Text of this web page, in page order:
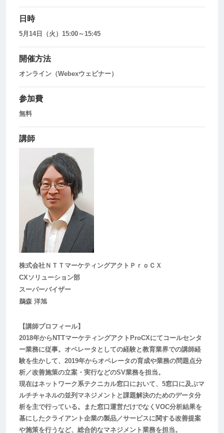
日時
5月14日（火）15:00～15:45
開催方法
オンライン（Webexウェビナー）
参加費
無料
講師
株式会社ＮＴＴマーケティングアクトＰｒｏＣＸ
CXソリューション部
スーパーバイザー
鵜森 洋旭
【講師プロフィール】
2018年からNTTマーケティングアクトProCXにてコールセンタ
ー業務に従事。オペレータとしての経験と教育業界での講師経
験を生かして、2019年からオペレータの育成や業務の問題点分
析／改善施策の立案・実行などのSV業務を担当。
現在はネットワーク系テクニカル窓口において、5窓口に及ぶマ
ルチチャネルの並列マネジメントと課題解決のためのデータ分
析を主で行っている。また窓口運営だけでなくVOC分析結果を
基にしたクライアント企業の製品／サービスに関する改善提案
や施策を行うなど、総合的なマネジメント業務を担当。